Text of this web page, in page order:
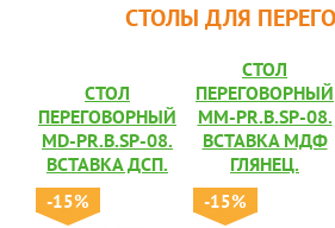
СТОЛЫ ДЛЯ
СТОЛ
ПЕРЕГОВОРНЫЙ
MD-PR.B.SP-08.
ВСТАВКА ДСП.
-15%
СТОЛ
ПЕРЕГОВОРНЫЙ
MM-PR.B.SP-08.
ВСТАВКА МДФ
ГЛЯНЕЦ.
-15%